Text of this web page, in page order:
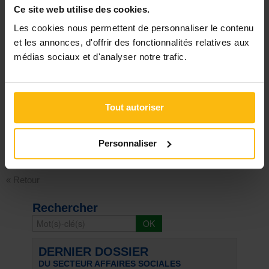
Ce site web utilise des cookies.
Les cookies nous permettent de personnaliser le contenu
et les annonces, d'offrir des fonctionnalités relatives aux
médias sociaux et d'analyser notre trafic.
Tout autoriser
Personnaliser
Travailler en réseau : bénéfices et difficultés
Travailleur social : gérer la lassitude professionnelle
Rechercher
DERNIER DOSSIER
DU SECTEUR AFFAIRES SOCIALES